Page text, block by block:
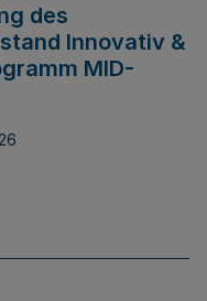
des
Innovativ &
MID-